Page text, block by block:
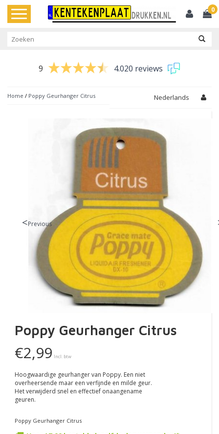
Toggle
navigation
0
9 4.020 reviews
Home / Poppy Geurhanger Citrus Nederlands
Previous
Poppy Geurhanger Citrus
€2,99 Incl. btw
Hoogwaardige geurhanger van Poppy. Een niet
overheersende maar een verfijnde en milde geur.
Het verwijderd snel en effectief onaangename
geuren.
Poppy Geurhanger Citrus